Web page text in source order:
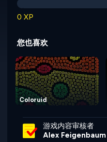
0 XP
您也喜欢
Coloruid
游戏内容审核者
Alex Feigenbaum